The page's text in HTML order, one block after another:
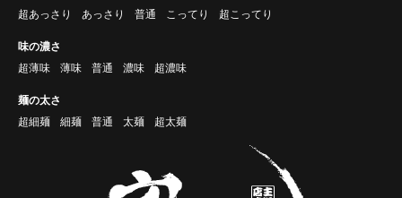
超あっさり
あっさり 普通 こってり 超こってり
味の濃さ
超薄味
薄味 普通 濃味 超濃味
麺の太さ
超細麺
細麺 普通 太麺 超太麺